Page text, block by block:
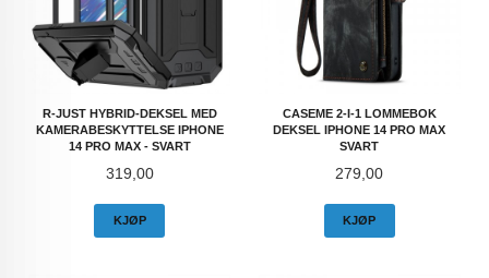
R-JUST HYBRID-DEKSEL MED
KAMERABESKYTTELSE IPHONE
14 PRO MAX - SVART
Pris
319,00
KJØP
CASEME 2-I-1 LOMMEBOK
DEKSEL IPHONE 14 PRO MAX
SVART
Pris
279,00
KJØP